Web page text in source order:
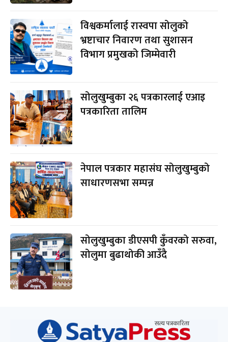
विश्वकर्मालाई रास्वपा सोलुको
भ्रष्टाचार निवारण तथा सुशासन
विभाग प्रमुखको जिम्मेवारी
सोलुखुम्बुका २६ पत्रकारलाई एआइ
पत्रकारिता तालिम
नेपाल पत्रकार महासंघ सोलुखुम्बुको
साधारणसभा सम्पन्न
सोलुखुम्बुका डीएसपी कुँवरको सरुवा,
सोलुमा बुढाथोकी आउँदै